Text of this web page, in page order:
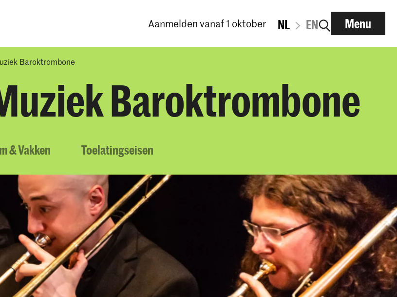
Aanmelden vanaf 1 oktober NL EN Menu
Baroktrombone
Baroktrombone
& Vakken Toelatingseisen